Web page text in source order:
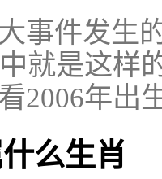
事件发生
就是这样
2006年出
么生肖